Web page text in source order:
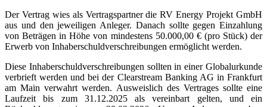
Der Vertrag wies als Vertragspartner die RV Energy Projekt GmbH
aus und den jeweiligen Anleger. Danach sollte gegen Einzahlung
von Beträgen in Höhe von mindestens 50.000,00 € (pro Stück) der
Erwerb von Inhaberschuldverschreibungen ermöglicht werden.
Diese Inhaberschuldverschreibungen sollten in einer Globalurkunde
verbrieft werden und bei der Clearstream Banking AG in Frankfurt
am Main verwahrt werden. Ausweislich des Vertrages sollte eine
Laufzeit bis zum 31.12.2025 als vereinbart gelten, und ein